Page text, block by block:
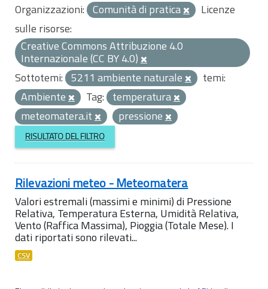
Organizzazioni: Comunità di pratica
Licenze
sulle risorse:
Creative Commons Attribuzione 4.0
Internazionale (CC BY 4.0)
Sottotemi: 5211 ambiente naturale
temi:
Ambiente
Tag: temperatura
meteomatera.it
pressione
RISULTATO DEL FILTRO
Rilevazioni meteo - Meteomatera
Valori estremali (massimi e minimi) di Pressione
Relativa, Temperatura Esterna, Umidità Relativa,
Vento (Raffica Massima), Pioggia (Totale Mese). I
dati riportati sono rilevati...
CSV